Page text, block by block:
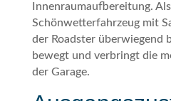
Innenraumaufbereitung.
Schönwetterfahrzeug mit
der Roadster überwiegend
bewegt und verbringt die
der Garage.